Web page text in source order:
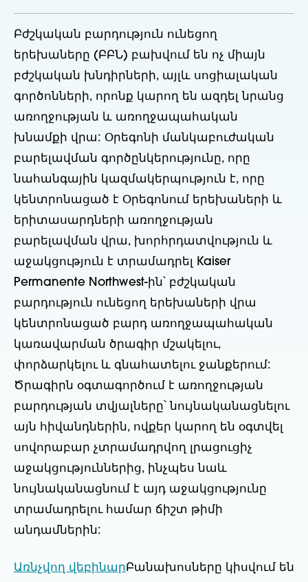
Բժշկական բարդություն ունեցող
երեխաները (ԲԲՆ) բախվում են ոչ միայն
բժշկական խնդիրների, այլև սոցիալական
գործոնների, որոնք կարող են ազդել նրանց
առողջության և առողջապահական
խնամքի վրա: Օրեգոնի մանկաբուժական
բարելավման գործընկերությունը, որը
նահանգային կազմակերպություն է, որը
կենտրոնացած է Օրեգոնում երեխաների և
երիտասարդների առողջության
բարելավման վրա, խորհրդատվություն և
աջակցություն է տրամադրել Kaiser
Permanente Northwest-ին՝ բժշկական
բարդություն ունեցող երեխաների վրա
կենտրոնացած բարդ առողջապահական
կառավարման ծրագիր մշակելու,
փորձարկելու և գնահատելու ջանքերում:
Ծրագիրն օգտագործում է առողջության
բարդության տվյալները՝ նույնականացնելու
այն հիվանդներին, ովքեր կարող են օգտվել
սովորաբար չտրամադրվող լրացուցիչ
աջակցություններից, ինչպես նաև
նույնականացնում է այդ աջակցությունը
տրամադրելու համար ճիշտ թիմի
անդամներին:
Առնչվող վեբինարԲանախոսները կիսվում են